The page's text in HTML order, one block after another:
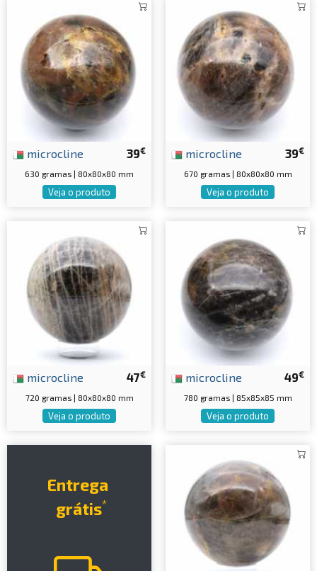
39€
microcline
630 gramas | 80x80x80 mm
Veja o produto
39€
microcline
670 gramas | 80x80x80 mm
Veja o produto
47€
microcline
720 gramas | 80x80x80 mm
Veja o produto
49€
microcline
780 gramas | 85x85x85 mm
Veja o produto
Entrega
grátis*